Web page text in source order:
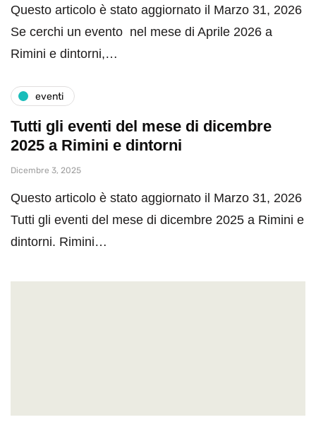
Questo articolo è stato aggiornato il Marzo 31, 2026
Se cerchi un evento nel mese di Aprile 2026 a
Rimini e dintorni,…
eventi
Tutti gli eventi del mese di dicembre
2025 a Rimini e dintorni
Dicembre 3, 2025
Questo articolo è stato aggiornato il Marzo 31, 2026
Tutti gli eventi del mese di dicembre 2025 a Rimini e
dintorni. Rimini…